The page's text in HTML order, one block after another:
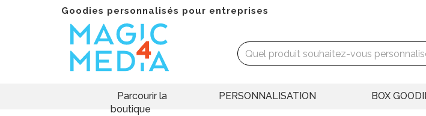
Goodies personnalisés pour entreprises
Parcourir la
boutique
PERSONNALISATION BOX